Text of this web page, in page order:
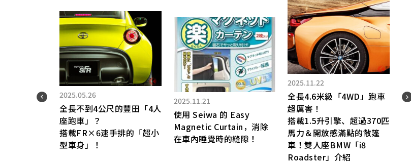
2025.05.26
全長不到4公尺的豐田「4人
座跑車」？
搭載FR×6速手排的「超小
型車身」！
2025.11.21
使用 Seiwa 的 Easy
Magnetic Curtain，消除
在車內睡覺時的縫隙！
2025.11.22
全長4.6米級「4WD」跑車
超厲害！
搭載1.5升引擎、超過370匹
馬力＆開放感滿點的敞篷
車！雙人座BMW「i8
Roadster」介紹